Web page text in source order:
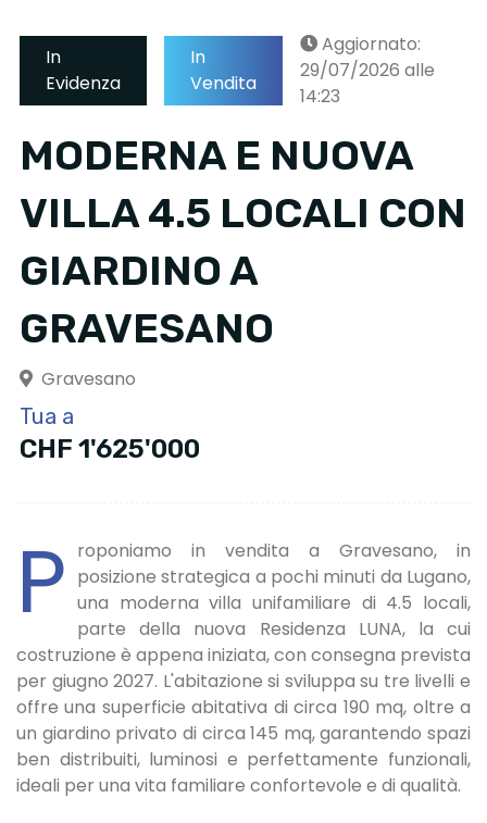
In
Evidenza
In
Vendita
Aggiornato:
29/07/2026 alle
14:23
MODERNA E NUOVA
VILLA 4.5 LOCALI CON
GIARDINO A
GRAVESANO
Gravesano
Tua a
CHF 1'625'000
P roponiamo in vendita a Gravesano, in
posizione strategica a pochi minuti da Lugano,
una moderna villa unifamiliare di 4.5 locali,
parte della nuova Residenza LUNA, la cui
costruzione è appena iniziata, con consegna prevista
per giugno 2027. L'abitazione si sviluppa su tre livelli e
offre una superficie abitativa di circa 190 mq, oltre a
un giardino privato di circa 145 mq, garantendo spazi
ben distribuiti, luminosi e perfettamente funzionali,
ideali per una vita familiare confortevole e di qualità.